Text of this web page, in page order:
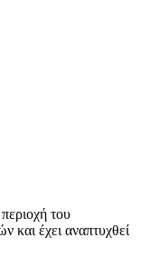
του
και έχει αναπτυχθεί